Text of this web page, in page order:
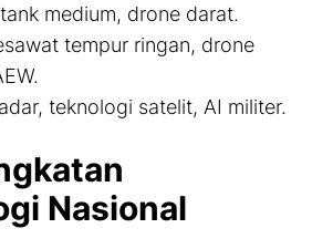
medium, drone darat.
tempur ringan, drone
teknologi satelit, AI militer.
Nasional